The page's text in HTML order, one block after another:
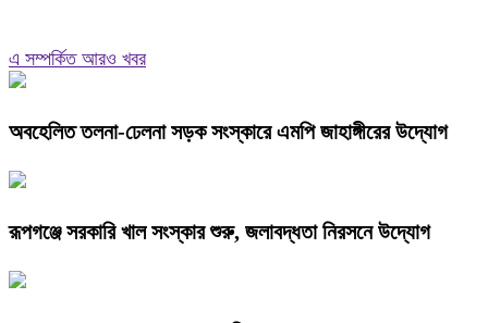
এ সম্পর্কিত আরও খবর
অবহেলিত তলনা-ঢেলনা সড়ক সংস্কারে এমপি জাহাঙ্গীরের উদ্যোগ
রূপগঞ্জে সরকারি খাল সংস্কার শুরু, জলাবদ্ধতা নিরসনে উদ্যোগ